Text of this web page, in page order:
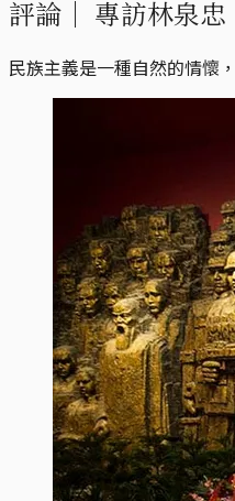
評論｜ 專訪林泉忠
民族主義是一種自然的情懷